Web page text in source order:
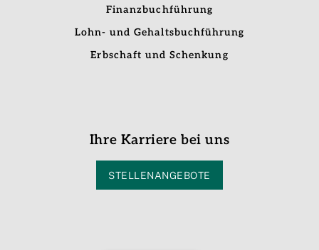
Finanzbuchführung
Lohn- und Gehaltsbuchführung
Erbschaft und Schenkung
Ihre Karriere bei uns
STELLENANGEBOTE